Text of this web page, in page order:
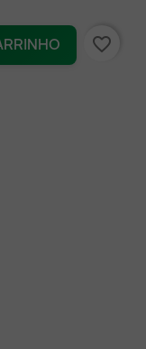
favorite_border